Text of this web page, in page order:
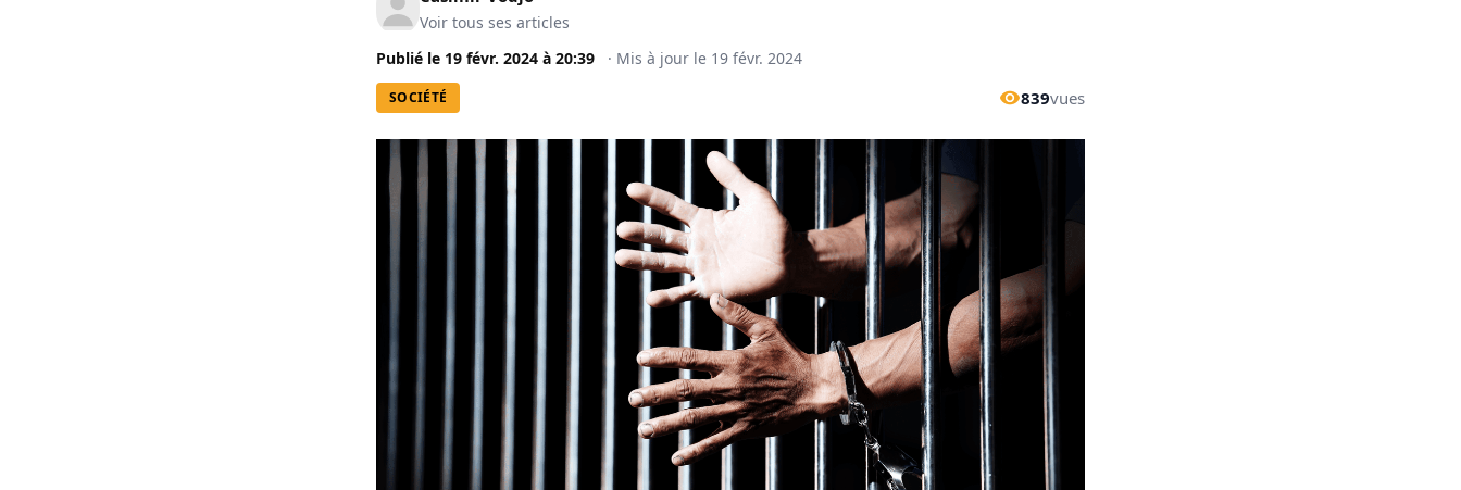
Voir tous ses articles
Publié le 19 févr. 2024 à 20:39 · Mis à jour le 19 févr. 2024
SOCIÉTÉ 839vues